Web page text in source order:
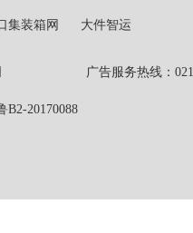
集装箱网
大件智运
公司 广告服务热线：021-
20170088